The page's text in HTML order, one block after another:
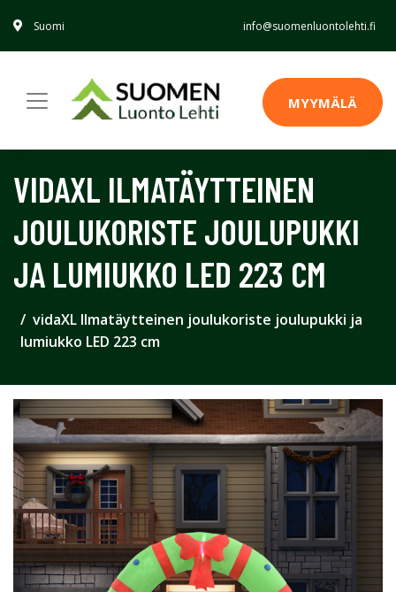
Suomi info@suomenluontolehti.fi
MYYMÄLÄ
VIDAXL ILMATÄYTTEINEN
JOULUKORISTE JOULUPUKKI
JA LUMIUKKO LED 223 CM
vidaXL Ilmatäytteinen joulukoriste joulupukki ja
lumiukko LED 223 cm